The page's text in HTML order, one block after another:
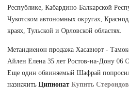
Республике, Кабардино-Балкарской
Чукотском автономных округах,
краях, Тульской и Орловской областях.
Метандиенон продажа Хасавюрт -
Айлен Елена 35 лет Ростов-на-Дону 06
Еще один обвиняемый Шафрай попросил
назначить Ципионат Купить